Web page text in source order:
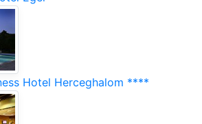
Hotel Herceghalom ****